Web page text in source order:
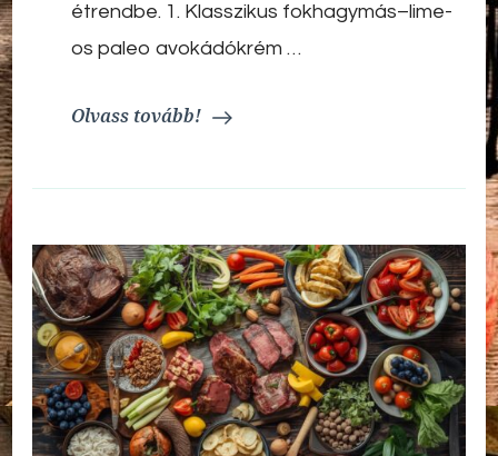
étrendbe. 1. Klasszikus fokhagymás–lime-
os paleo avokádókrém …
Olvass tovább!